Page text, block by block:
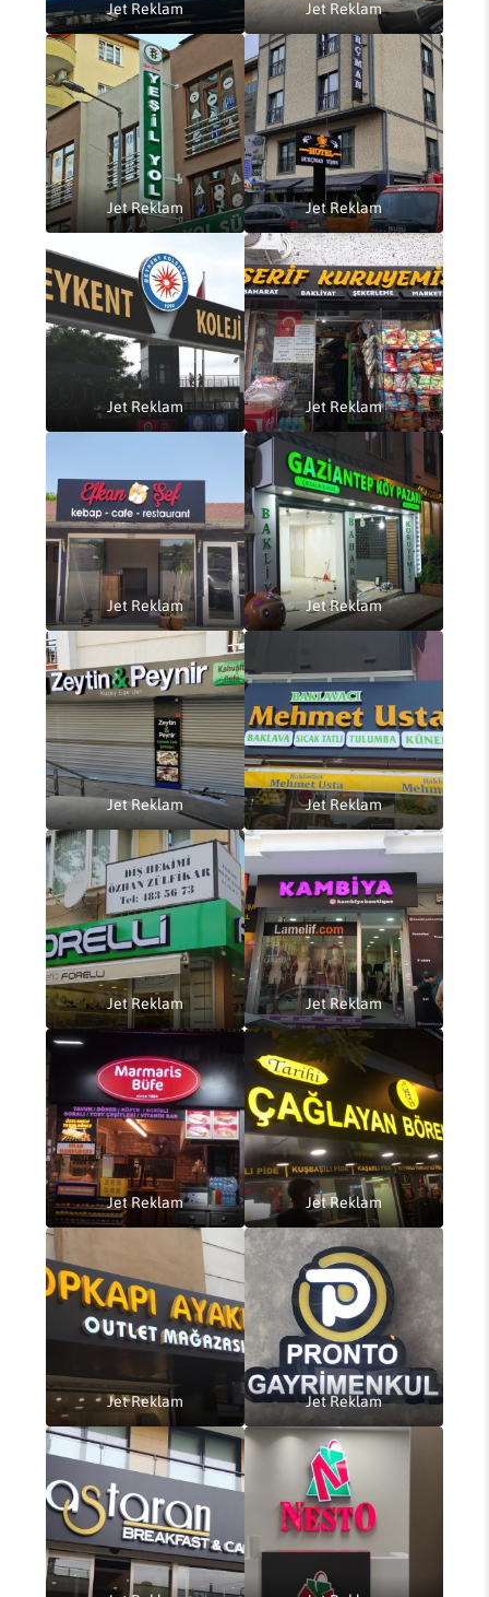
Jet Reklam Jet Reklam
Jet Reklam Jet Reklam
Jet Reklam Jet Reklam
Jet Reklam Jet Reklam
Jet Reklam Jet Reklam
Jet Reklam Jet Reklam
Jet Reklam Jet Reklam
Jet Reklam Jet Reklam